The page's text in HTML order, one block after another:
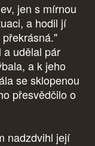
jen s mírnou
a hodil jí
a udělal pár
a k jeho
se sklopenou
přesvědčilo o
nadzdvihl její